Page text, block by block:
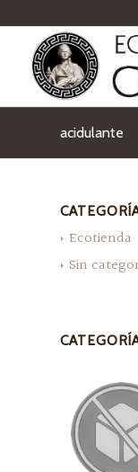
acidulante
Ecotienda
Sin